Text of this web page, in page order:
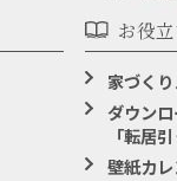
お役立
家づく
ダウン
「転居
壁紙カ